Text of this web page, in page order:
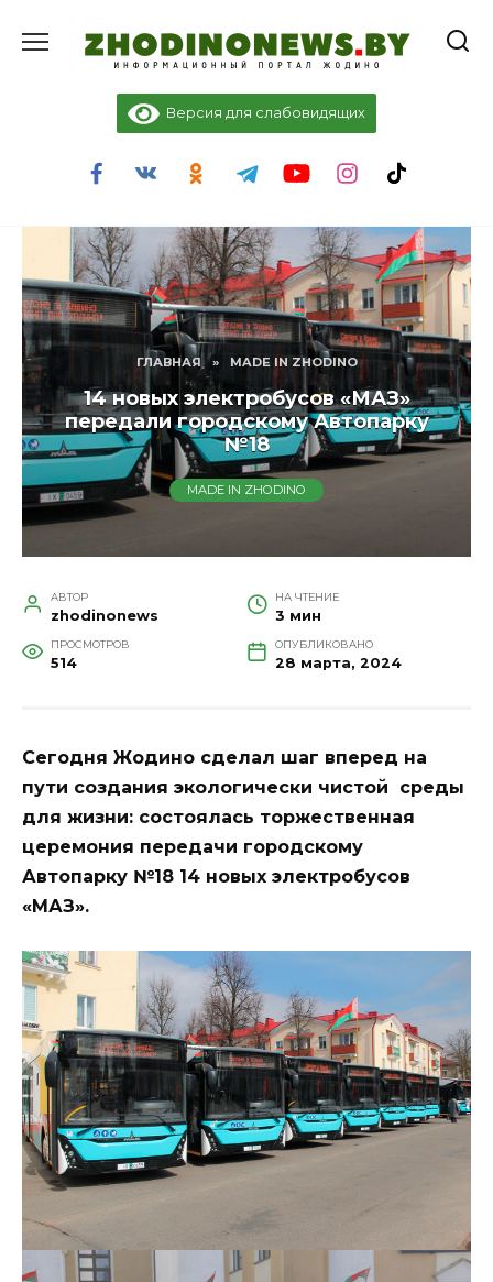
содержанию
Версия для слабовидящих
ГЛАВНАЯ » MADE IN ZHODINO
14 новых электробусов «МАЗ»
передали городскому Автопарку
№18
MADE IN ZHODINO
АВТОР
zhodinonews
НА ЧТЕНИЕ
3 мин
ПРОСМОТРОВ
514
ОПУБЛИКОВАНО
28 марта, 2024
Сегодня Жодино сделал шаг вперед на
пути создания экологически чистой среды
для жизни: состоялась торжественная
церемония передачи городскому
Автопарку №18 14 новых электробусов
«МАЗ».